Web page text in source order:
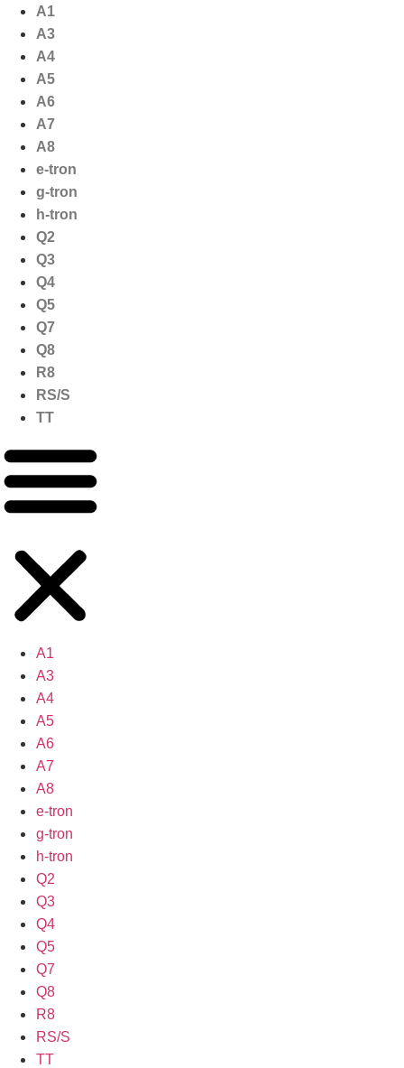
naar
inhoud
A1
A3
A4
A5
A6
A7
A8
e-tron
g-tron
h-tron
Q2
Q3
Q4
Q5
Q7
Q8
R8
RS/S
TT
A1
A3
A4
A5
A6
A7
A8
e-tron
g-tron
h-tron
Q2
Q3
Q4
Q5
Q7
Q8
R8
RS/S
TT